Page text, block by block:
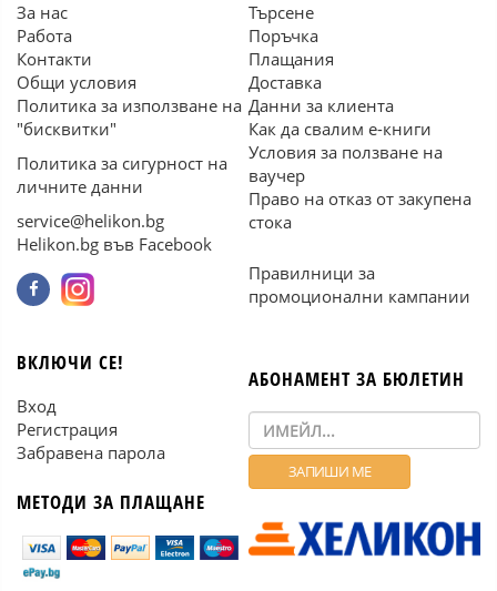
За нас
Работа
Контакти
Общи условия
Политика за използване на
"бисквитки"
Политика за сигурност на
личните данни
service@helikon.bg
Helikon.bg във Facebook
Търсене
Поръчка
Плащания
Доставка
Данни за клиента
Как да свалим е-книги
Условия за ползване на
ваучер
Право на отказ от закупена
стока
Правилници за
промоционални кампании
ВКЛЮЧИ СЕ!
Вход
Регистрация
Забравена парола
МЕТОДИ ЗА ПЛАЩАНЕ
АБОНАМЕНТ ЗА БЮЛЕТИН